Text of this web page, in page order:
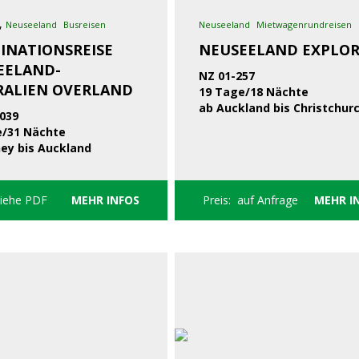
Neuseeland Busreisen
OVERLAND
31 Nächte
bis Auckland
PDF MEHR INFOS
Neuseeland Mietwagenrundreisen
NEUSEELAND
NZ 01-257
19 Tage/18 Nächte
ab Auckland bis
Preis: auf Anfrage MEHR